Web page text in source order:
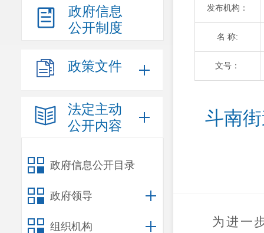
政府信息
公开制度
政策文件
法定主动
公开内容
政府信息公开目录
政府领导
组织机构
发布机构：
名 称:
文号：
斗南
为进一